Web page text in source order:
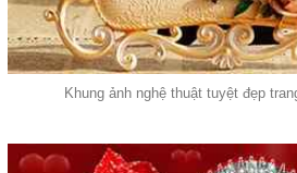
Khung ảnh nghệ thuật tuyệt đẹp